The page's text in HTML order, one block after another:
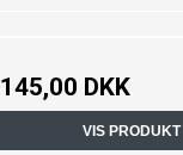
145,00 DKK
VIS PRODUKT